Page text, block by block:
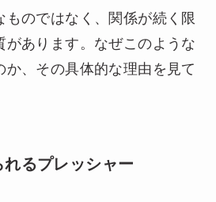
ものではなく、関係が続く限
があります。なぜこのような
か、その具体的な理由を見て
るプレッシャー